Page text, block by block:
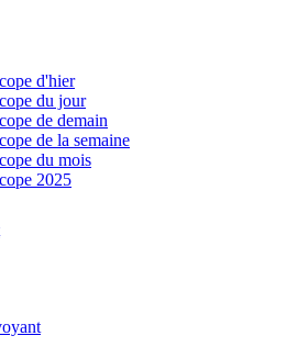
d'hier
du jour
de demain
de la semaine
du mois
2025